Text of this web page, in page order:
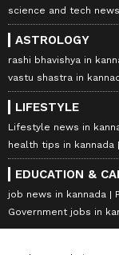
science and tech news
ASTROLOGY
rashi bhavishya in
vastu shastra in
LIFESTYLE
Lifestyle news in
health tips in kannada
EDUCATION &
job news in kannada
Government jobs in